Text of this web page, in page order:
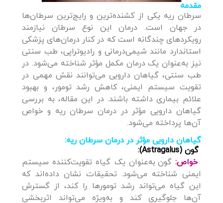
مقدمه
سرطان ریه یکی از کشنده‌ترین و رایج‌ترین سرطان‌ها
در جهان است. درمان این نوع سرطان نیازمند
رویکردهای چندگانه است که در کنار درمان‌های پزشکی
استاندارد مانند شیمی‌درمانی و رادیوتراپی، طب سنتی
نیز به‌عنوان یک درمان مکمل مؤثر شناخته می‌شود. در
طب سنتی، گیاهان دارویی می‌توانند نقش مهمی در
تقویت سیستم ایمنی، کاهش رشد تومور، و بهبود
علائم بیماری داشته باشند. در این مقاله، به بررسی
گیاهان دارویی مؤثر در درمان سرطان ریه و خواص
آن‌ها پرداخته می‌شود.
گیاهان دارویی مؤثر در درمان سرطان ریه:
گون (Astragalus):
خواص: گون به‌عنوان یک گیاه تقویت‌کننده سیستم
ایمنی شناخته می‌شود. تحقیقات نشان داده‌اند که
این گیاه می‌تواند رشد تومورها را کند، از گسترش
آن‌ها جلوگیری کند و به‌ویژه می‌تواند اثربخشی